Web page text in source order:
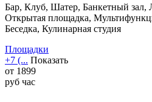
Бар, Клуб, Шатер, Банкетный зал,
Открытая площадка,
Беседка, Кулинарная студия
Площадки
+7 (... Показать
от 1899
руб час